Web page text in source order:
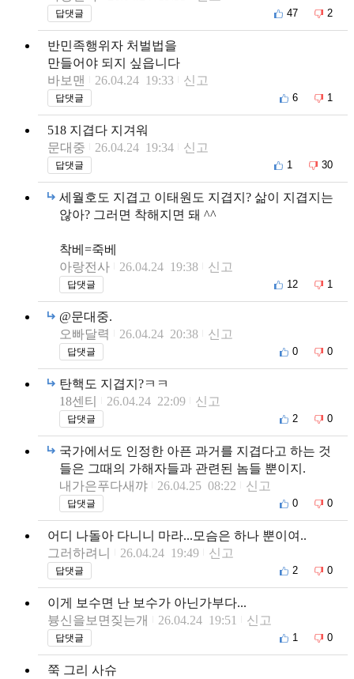
답댓글 47 2
반민족행위자 처벌법을
만들어야 되지 싶읍니다
바보맨
26.04.24 19:33 신고
답댓글 6 1
518 지겹다 지겨워
문대중
26.04.24 19:34 신고
답댓글 1 30
세월호도 지겹고 이태원도 지겹지? 삶이 지겹지는
않아? 그러면 착해지면 돼 ^^
착베=죽베
아랑전사
26.04.24 19:38 신고
답댓글 12 1
@문대중.
오빠달력
26.04.24 20:38 신고
답댓글 0 0
탄핵도 지겹지?ㅋㅋ
18센티
26.04.24 22:09 신고
답댓글 2 0
국가에서도 인정한 아픈 과거를 지겹다고 하는 것
들은 그때의 가해자들과 관련된 놈들 뿐이지.
내가은푸다새꺄
26.04.25 08:22 신고
답댓글 0 0
어디 나돌아 다니니 마라...모슴은 하나 뿐이여..
그러하려니
26.04.24 19:49 신고
답댓글 2 0
이게 보수면 난 보수가 아닌가부다...
븅신을보면짖는개
26.04.24 19:51 신고
답댓글 1 0
쭉 그리 사슈